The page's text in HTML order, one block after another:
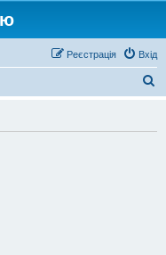
Вхід
Реєстрація